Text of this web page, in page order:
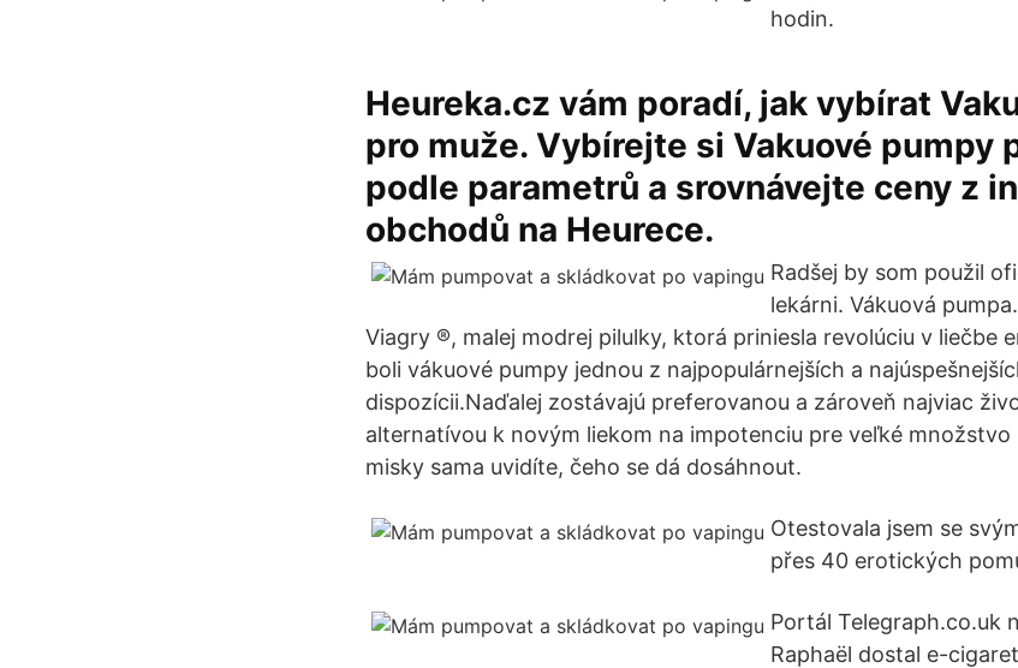
hodin.
Heureka.cz vám poradí, jak vybírat
pro muže. Vybírejte si Vakuové pumpy
podle parametrů a srovnávejte ceny z
obchodů na Heurece.
Radšej by som použil
lekárni. Vákuová
Viagry ®, malej modrej pilulky, ktorá priniesla revolúciu v liečbe
boli vákuové pumpy jednou z najpopulárnejších a
dispozícii.Naďalej zostávajú preferovanou a zároveň najviac
alternatívou k novým liekom na impotenciu pre veľké množstvo
misky sama uvidíte, čeho se dá dosáhnout.
Otestovala jsem se
přes 40 erotických
Portál Telegraph.co.uk
Raphaël dostal e-